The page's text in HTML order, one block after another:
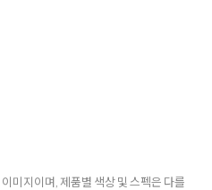
미지이며, 제품별 색상 및 스펙은 다를